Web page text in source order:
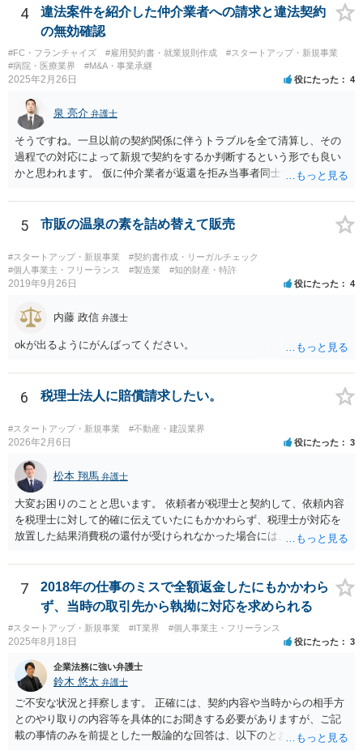
社」の代わりに「ABCウェブサービス」とか「ABCWS」を使う等で
4
違法案件を紹介した仲介業者への請求と違法契約
の無効確認
#FC・フランチャイズ #雇用契約書・就業規則作成
#スタートアップ・新規事業
#病院・医療業界
#M&A・事業承継
2025年2月26日 役にたった 4
泉 亮介 弁護士
そうですね。一旦以前の契約関係に伴うトラブルを全て清算し、その
過程での対応によって新規で契約をするか判断するという形でも良い
かと思われます。 仮に仲介業者が返還を拒み当事者同士での解決が困
5 市販の温泉の素を詰め替えて販売
#スタートアップ・新規事業
#契約書作成・リーガルチェック
#個人事業主・フリーランス
#製造業 #知的財産・特許
2019年9月26日 役にたった 4
内藤 政信 弁護士
okが出るようにがんばってください。
6 税理士法人に賠償請求したい。
#スタートアップ・新規事業 #不動産・建設業界
2026年2月6日 役にたった 3
松本 翔馬 弁護士
大変お困りのことと思います。 依頼者が税理士と契約して、依頼内容
を税理士に対して的確に伝えていたにもかかわらず、税理士が対応を
放置した結果消費税の還付が受けられなかった場合には、賠償請求で
あるか否かという問題 ②税理士本人が税務業務をしていなかったとい
う税理士職務の妥当性の問題 ③クライアントが誤って簡易課税届出書
を提出していたところ、税理士が課税方式の確認をしなかった問題 と
いう課題があります。 ①については、 税理士が責任を持つのは契約に
明記された委任事務に限定されるのが原則です。 サービスとして委任
事務外の税務相談に応じた結果、その責任を負う場合もゼロではあり
ませんが、責任追及するハードルはかなり上がります。 ②について
は、 実際上、税理士事務所では事務員が顧客対応することが多いと聞
きます。 そのため、メールに税理士が参加していないことや直接面談
していないことをもって賠償請求の理由とすることは現実問題として
は難しい可能性があります。 ③については、 税理士が、契約上の委任
事務外の税務相談をサービスで実施していた場合は、税理士側から積
7
2018年の仕事のミスで全額返金したにもかかわら
ず、当時の取引先から執拗に対応を求められる
#スタートアップ・新規事業 #IT業界 #個人事業主・フリーランス
2025年8月18日 役にたった 3
企業法務に強い弁護士
鈴木 悠太 弁護士
ご不安な状況と拝察します。 正確には、契約内容や当時からの相手方
とのやり取りの内容等を具体的にお聞きする必要がありますが、ご記
載の事情のみを前提とした一般論的な回答は、以下のとおりです。 ①